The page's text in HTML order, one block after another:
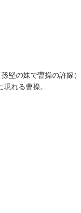
堅の妹で曹操の許嫁）
れる曹操。